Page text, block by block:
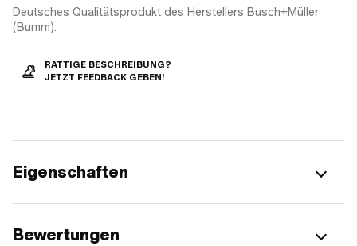
Deutsches Qualitätsprodukt des Herstellers Busch+Müller
(Bumm).
RATTIGE BESCHREIBUNG?
JETZT FEEDBACK GEBEN!
Eigenschaften
Bewertungen